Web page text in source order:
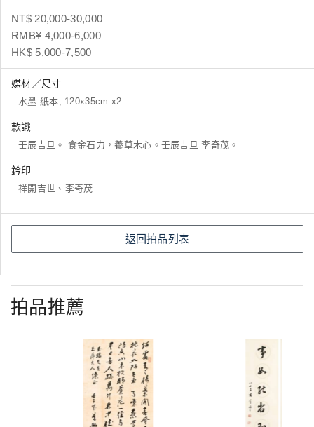
NT$ 20,000-30,000
RMB¥ 4,000-6,000
HK$ 5,000-7,500
媒材／尺寸
水墨 紙本, 120x35cm x2
款識
壬辰吉旦。 食金石力，養草木心。壬辰吉旦 李奇茂。
鈐印
祥開吉世、李奇茂
返回拍品列表
拍品推薦